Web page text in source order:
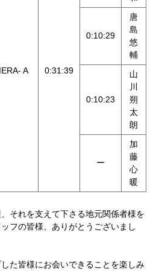
A 0:31:39
0:10:29
唐
島
悠
輔
0:10:23
山
川
朔
太
朗
ー
加
藤
心
暖
それを支えて下さる地元関係者様を
フの皆様、ありがとうございまし
た皆様にお会いできることを楽しみ